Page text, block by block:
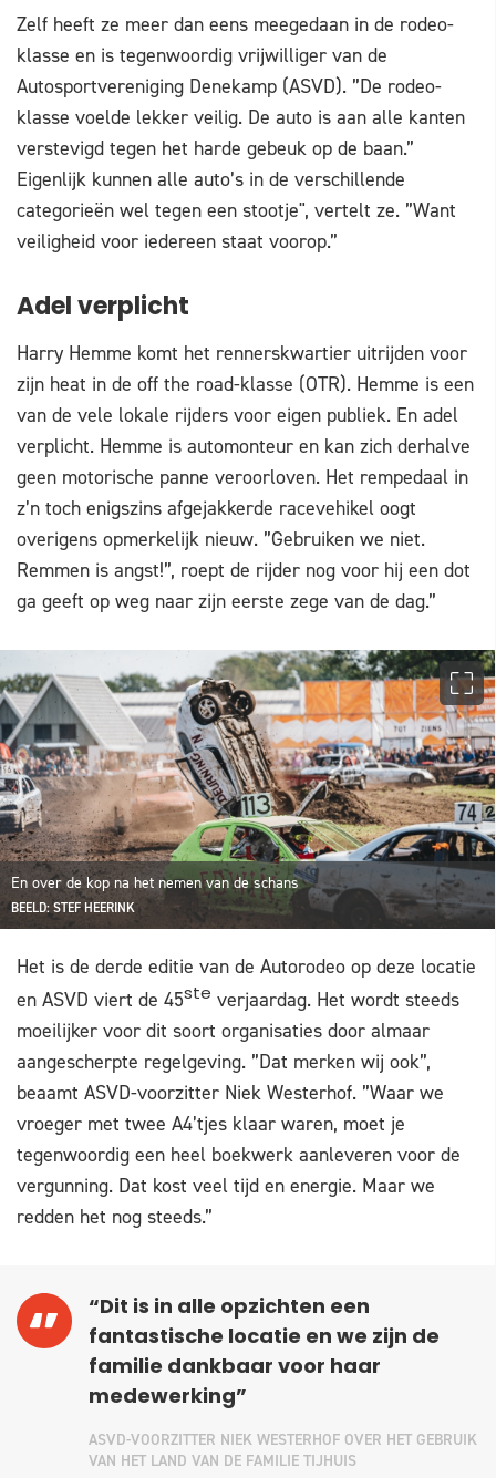
Zelf heeft ze meer dan eens meegedaan in de rodeo-
klasse en is tegenwoordig vrijwilliger van de
Autosportvereniging Denekamp (ASVD). ”De rodeo-
klasse voelde lekker veilig. De auto is aan alle kanten
verstevigd tegen het harde gebeuk op de baan.”
Eigenlijk kunnen alle auto’s in de verschillende
categorieën wel tegen een stootje", vertelt ze. ”Want
veiligheid voor iedereen staat voorop.”
Adel verplicht
Harry Hemme komt het rennerskwartier uitrijden voor
zijn heat in de off the road-klasse (OTR). Hemme is een
van de vele lokale rijders voor eigen publiek. En adel
verplicht. Hemme is automonteur en kan zich derhalve
geen motorische panne veroorloven. Het rempedaal in
z’n toch enigszins afgejakkerde racevehikel oogt
overigens opmerkelijk nieuw. ”Gebruiken we niet.
Remmen is angst!”, roept de rijder nog voor hij een dot
ga geeft op weg naar zijn eerste zege van de dag.”
En over de kop na het nemen van de schans
BEELD: STEF HEERINK
Het is de derde editie van de Autorodeo op deze locatie
en ASVD viert de 45ste verjaardag. Het wordt steeds
moeilijker voor dit soort organisaties door almaar
aangescherpte regelgeving. ”Dat merken wij ook”,
beaamt ASVD-voorzitter Niek Westerhof. ”Waar we
vroeger met twee A4’tjes klaar waren, moet je
tegenwoordig een heel boekwerk aanleveren voor de
vergunning. Dat kost veel tijd en energie. Maar we
redden het nog steeds.”
“Dit is in alle opzichten een
fantastische locatie en we zijn de
familie dankbaar voor haar
medewerking”
ASVD-VOORZITTER NIEK WESTERHOF OVER HET GEBRUIK
VAN HET LAND VAN DE FAMILIE TIJHUIS